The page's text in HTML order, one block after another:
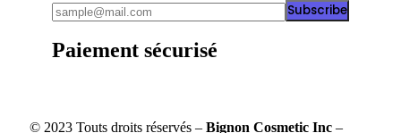
Subscribe
Paiement sécurisé
© 2023 Touts droits réservés – Bignon Cosmetic Inc –